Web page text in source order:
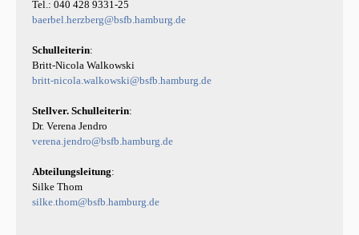
baerbel.herzberg@bsfb.hamburg.de
Schulleiterin:
britt-nicola.walkowski@bsfb.hamburg.de
Stellver. Schulleiterin:
verena.jendro@bsfb.hamburg.de
Abteilungsleitung:
silke.thom@bsfb.hamburg.de